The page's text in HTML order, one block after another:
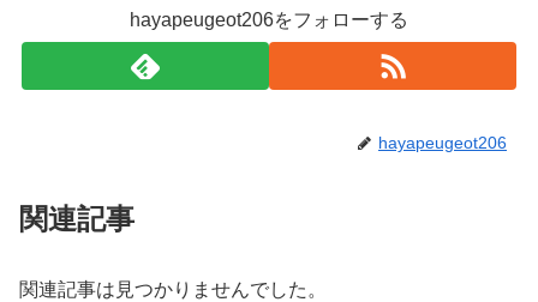
hayapeugeot206をフォローする
hayapeugeot206
関連記事
関連記事は見つかりませんでした。